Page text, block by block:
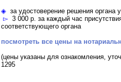
◈ за удостоверение решения органа
▻ 3 000 р. за каждый час
соответствующего органа
посмотреть все цены на
(цены указаны для ознакомления,
1295